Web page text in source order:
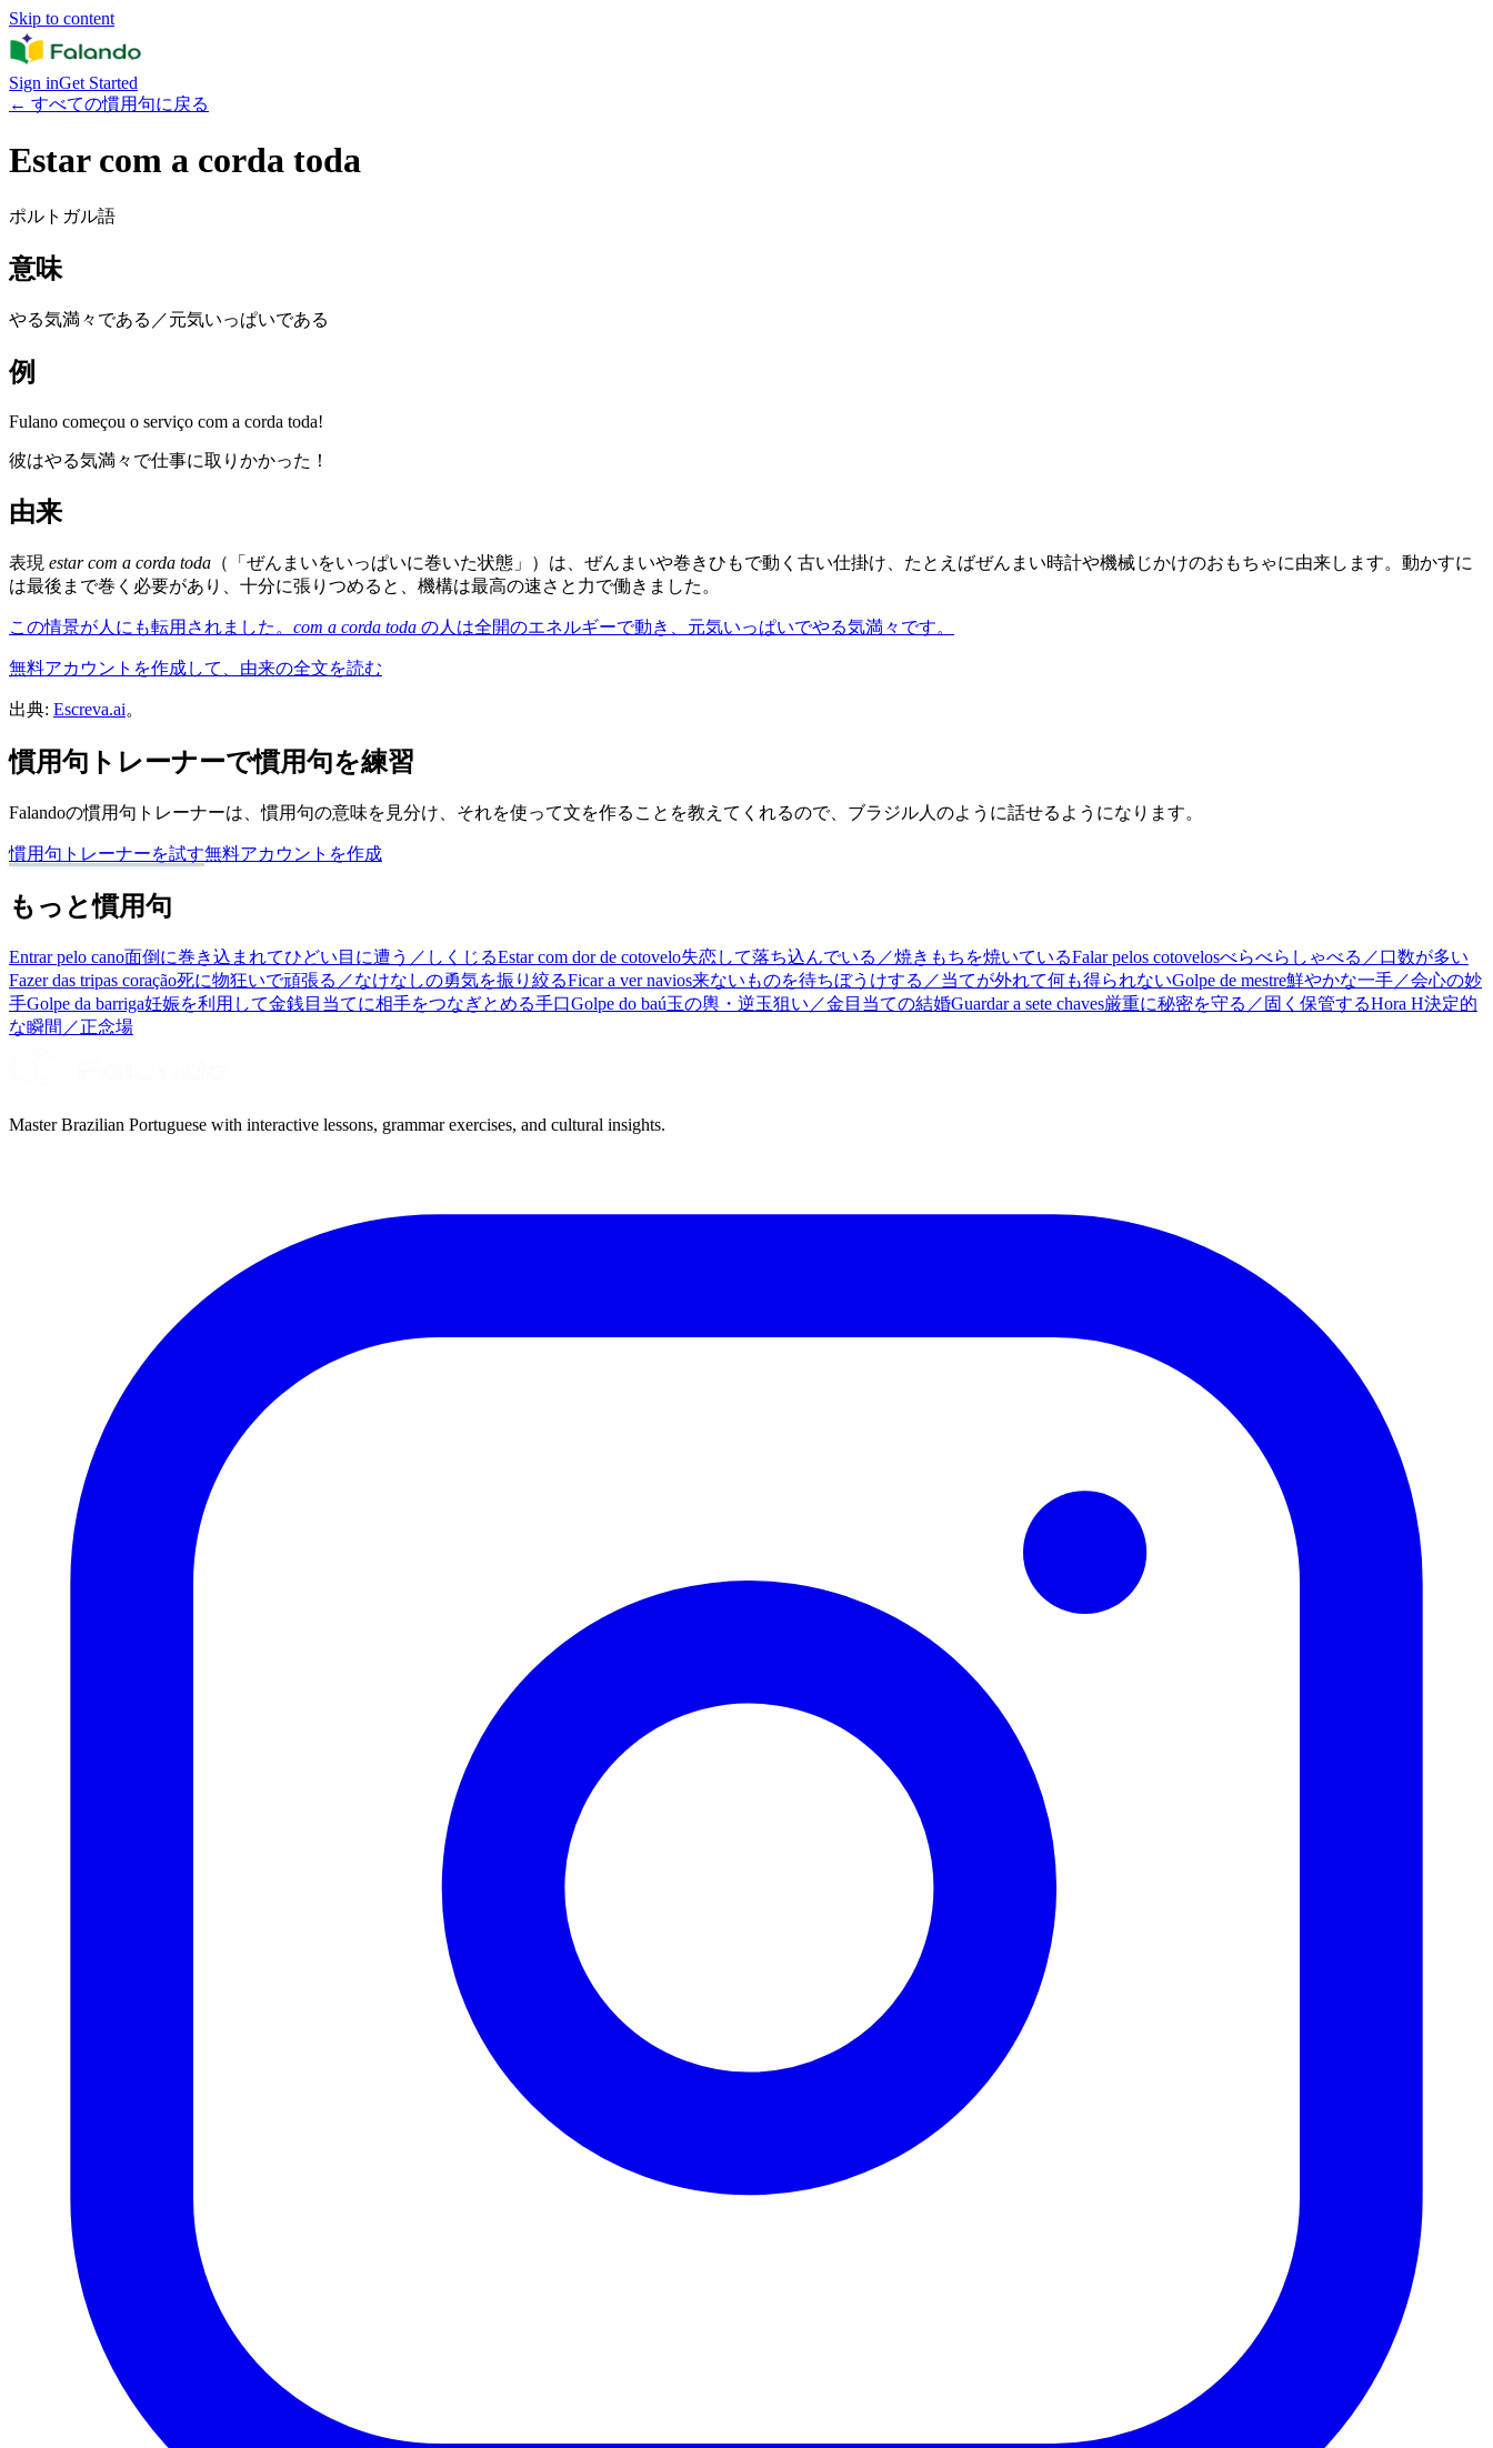
Skip to content
Sign inGet Started
← すべての慣用句に戻る
Estar com a corda toda
ポルトガル語
意味
やる気満々である／元気いっぱいである
例
Fulano começou o serviço com a corda toda!
彼はやる気満々で仕事に取りかかった！
由来
表現 estar com a corda toda （「ぜんまいをいっぱいに巻いた状態」）は、ぜんまいや巻きひもで動く古い仕掛け、たとえばぜんまい時計や機械じかけのおもちゃに由来します。動かすに
は最後まで巻く必要があり、十分に張りつめると、機構は最高の速さと力で働きました。
この情景が人にも転用されました。 com a corda toda の人は全開のエネルギーで動き、元気いっぱいでやる気満々です。
無料アカウントを作成して、由来の全文を読む
出典: Escreva.ai。
慣用句トレーナーで慣用句を練習
Falandoの慣用句トレーナーは、慣用句の意味を見分け、それを使って文を作ることを教えてくれるので、ブラジル人のように話せるようになります。
慣用句トレーナーを試す無料アカウントを作成
もっと慣用句
Entrar pelo cano面倒に巻き込まれてひどい目に遭う／しくじるEstar com dor de cotovelo失恋して落ち込んでいる／焼きもちを焼いているFalar pelos cotovelosべらべらしゃべる／口数が多い
Fazer das tripas coração死に物狂いで頑張る／なけなしの勇気を振り絞るFicar a ver navios来ないものを待ちぼうけする／当てが外れて何も得られないGolpe de mestre鮮やかな一手／会心の妙
手Golpe da barriga妊娠を利用して金銭目当てに相手をつなぎとめる手口Golpe do baú玉の輿・逆玉狙い／金目当ての結婚Guardar a sete chaves厳重に秘密を守る／固く保管するHora H決定的
な瞬間／正念場
Master Brazilian Portuguese with interactive lessons, grammar exercises, and cultural insights.